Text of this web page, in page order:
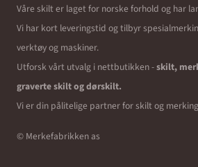
Våre skilt er laget for norske forhold og har
Vi har kort leveringstid og tilbyr
verktøy og maskiner.
Utforsk vårt utvalg i nettbutikken -skilt,
graverte skilt og dørskilt.
Vi er din pålitelige partner for skilt og
© Merkefabrikken as